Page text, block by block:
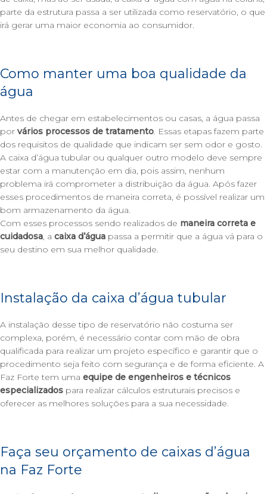
parte da estrutura passa a ser utilizada como reservatório, o que
irá gerar uma maior economia ao consumidor.
Como manter uma boa qualidade da
água
Antes de chegar em estabelecimentos ou casas, a água passa
por vários processos de tratamento . Essas etapas fazem parte
dos requisitos de qualidade que indicam ser sem odor e gosto.
A caixa d’água tubular ou qualquer outro modelo deve sempre
estar com a manutenção em dia, pois assim, nenhum
problema irá comprometer a distribuição da água. Após fazer
esses procedimentos de maneira correta, é possível realizar um
bom armazenamento da água.
Com esses processos sendo realizados de maneira correta e
cuidadosa , a caixa d’água passa a permitir que a água vá para o
seu destino em sua melhor qualidade.
Instalação da caixa d’água tubular
A instalação desse tipo de reservatório não costuma ser
complexa, porém, é necessário contar com mão de obra
qualificada para realizar um projeto específico e garantir que o
procedimento seja feito com segurança e de forma eficiente. A
Faz Forte tem uma equipe de engenheiros e técnicos
especializados para realizar cálculos estruturais precisos e
oferecer as melhores soluções para a sua necessidade.
Faça seu orçamento de caixas d’água
na Faz Forte